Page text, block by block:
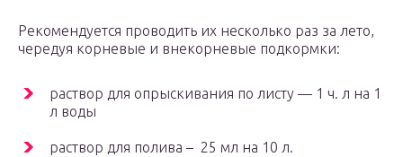
Рекомендуется проводить их несколько раз за лето,
чередуя корневые и внекорневые подкормки:
раствор для опрыскивания по листу — 1 ч. л на 1
л воды
раствор для полива – 25 мл на 10 л.